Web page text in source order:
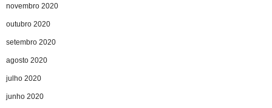
novembro 2020
outubro 2020
setembro 2020
agosto 2020
julho 2020
junho 2020